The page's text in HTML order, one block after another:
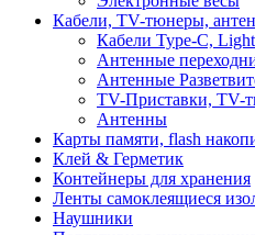
Кабели, TV-тюнеры,
Кабели Type-C,
Антенные
Антенные
TV-Приставки, TV-
Антенны
Карты памяти, flash
Клей & Герметик
Контейнеры для хранения
Ленты самоклеящиеся
Наушники